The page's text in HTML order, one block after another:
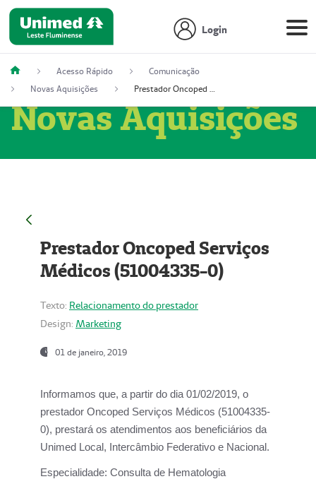
Login
Acesso Rápido
Comunicação
Novas Aquisições
Prestador Oncoped Serviços Médicos (51004335-0)
Novas Aquisições
Prestador Oncoped Serviços
Médicos (51004335-0)
Texto: Relacionamento do prestador
Design: Marketing
01 de janeiro, 2019
Informamos que, a partir do dia 01/02/2019, o
prestador Oncoped Serviços Médicos (51004335-
0), prestará os atendimentos aos beneficiários da
Unimed Local, Intercâmbio Federativo e Nacional.
Especialidade: Consulta de Hematologia